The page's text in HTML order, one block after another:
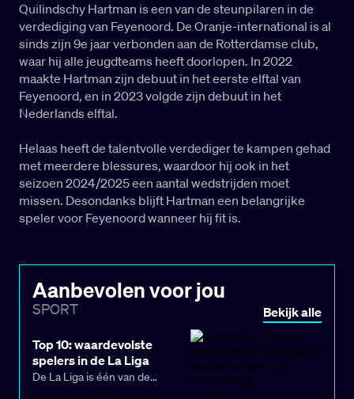
Quilindschy Hartman is een van de steunpilaren in de
verdediging van Feyenoord. De Oranje-international is al
sinds zijn 9e jaar verbonden aan de Rotterdamse club,
waar hij alle jeugdteams heeft doorlopen. In 2022
maakte Hartman zijn debuut in het eerste elftal van
Feyenoord, en in 2023 volgde zijn debuut in het
Nederlands elftal.
Helaas heeft de talentvolle verdediger te kampen gehad
met meerdere blessures, waardoor hij ook in het
seizoen 2024/2025 een aantal wedstrijden moet
missen. Desondanks blijft Hartman een belangrijke
speler voor Feyenoord wanneer hij fit is.
Aanbevolen voor jou
SPORT Bekijk alle
Top 10: waardevolste
spelers in de La Liga
De La Liga is één van de